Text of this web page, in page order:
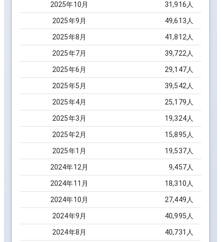
2025年10 月 31,916 人
2025年9 月 49,613 人
2025年8 月 41,812 人
2025年7月 39,722 人
2025年6 月 29,147人
2025年5 月 39,542 人
2025年4月 25,179 人
2025年3 月 19,324人
2025年2 月 15,895 人
2025年1 月 19,537人
2024年12 月 9,457人
2024年11 月 18,310 人
2024年10 月 27,449 人
2024年9 月 40,995 人
2024年8 月 40,731 人